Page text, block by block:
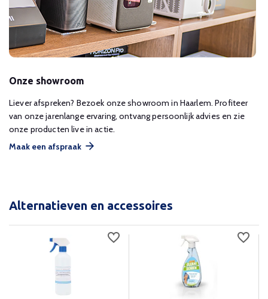
Onze showroom
Liever afspreken? Bezoek onze showroom in Haarlem. Profiteer
van onze jarenlange ervaring, ontvang persoonlijk advies en zie
onze producten live in actie.
Maak een afspraak
Alternatieven en accessoires